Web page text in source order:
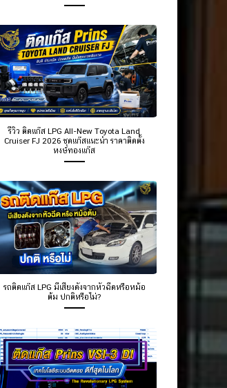
รีวิว ติดแก๊ส LPG All-New Toyota Land
Cruiser FJ 2026 ชุดแก๊สแนะนำ ราคาติดตั้ง
หงษ์ทองแก๊ส
รถติดแก๊ส LPG มีเสียงดังจากหัวฉีดหรือหม้อ
ต้ม ปกติหรือไม่?